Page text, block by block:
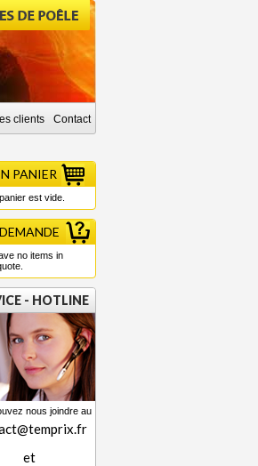
clients Contact
PANIER
est vide.
no items in
- HOTLINE
nous joindre au
et